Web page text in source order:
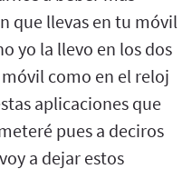
que llevas en tu móvil
yo la llevo en los dos
como en el reloj
aplicaciones que
pues a deciros
a dejar estos